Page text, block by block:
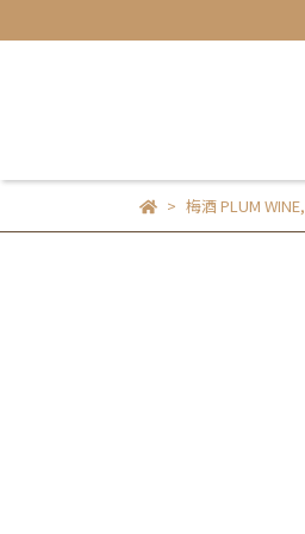
梅酒 PLUM WINE,